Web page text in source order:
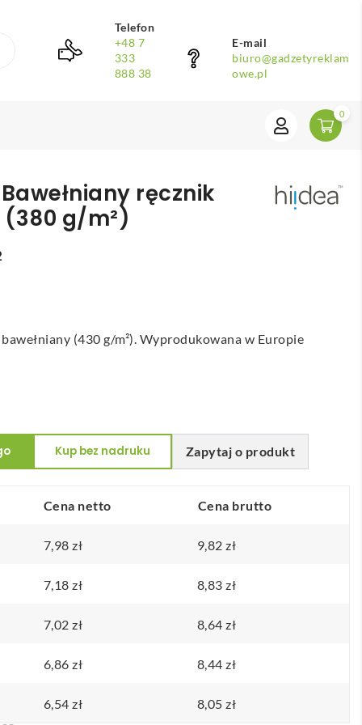
Telefon
+48 7
333
888 38
E-mail
biuro@gadzetyreklam
owe.pl
0
ręcznik
g/m²)
(430 g/m²). Wyprodukowana w Europie
Zapytaj o produkt
Kup bez nadruku
Cena netto Cena brutto
7,98zł 9,82zł
7,18zł 8,83zł
7,02zł 8,64zł
6,86zł 8,44zł
6,54zł 8,05zł